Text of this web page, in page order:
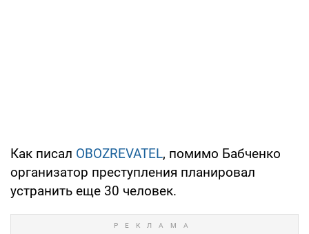
Как писал OBOZREVATEL, помимо Бабченко
организатор преступления планировал
устранить еще 30 человек.